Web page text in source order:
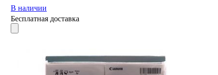
В наличии
Бесплатная доставка